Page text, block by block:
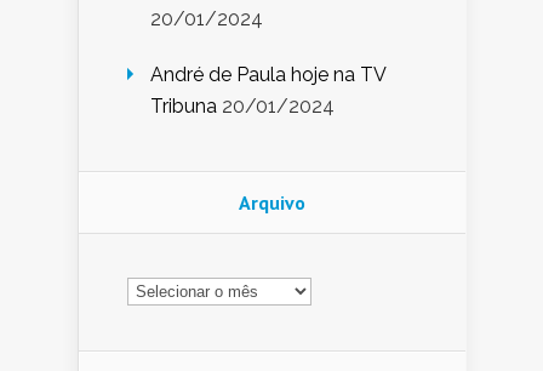
20/01/2024
André de Paula hoje na TV
Tribuna 20/01/2024
Arquivo
Arquivo